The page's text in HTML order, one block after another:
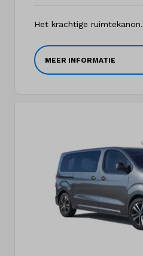
Het krachtige ruimtekanon.
MEER INFORMATIE